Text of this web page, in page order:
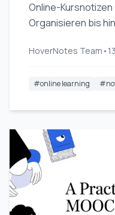
Online-Kursnotizen
Organisieren bis
was Sie gelernt
HoverNotes Team • 13
#online learning #